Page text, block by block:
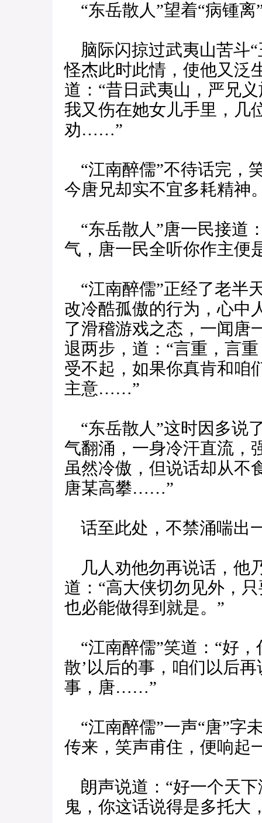
“东岳散人”望着“病锺
脑际闪掠过武夷山苦斗“
怪杰此时此情，使他又
道：“昔日武夷山，严兄
我又伤在她女儿手里，几
劝……”
“江南醉儒”不待话完，
今唐兄却实不宜多耗精神
“东岳散人”唐一民接道
气，唐一民全听你作主便
“江南醉儒”正经了老半
改冷酷孤傲的行为，心中
了滑稽游戏之态，一闻唐
退两步，道：“言重，言
受不起，如果你真肯和咱
主意……”
“东岳散人”这时因多说
气翻涌，一身冷汗直流，
虽然冷傲，但说话却从不
唐某高攀……”
话至此处，不禁涌喘出
几人劝他勿再说话，他
道：“高大侠切勿见外，
也必能做得到就是。”
“江南醉儒”笑道：“好，
散’以后的事，咱们以后
事，唐……”
“江南醉儒”一声“唐”字
传来，笑声甫住，便响起
朗声说道：“好一个天
鬼，你这话说得是多托